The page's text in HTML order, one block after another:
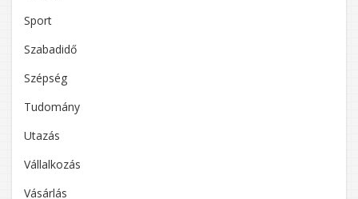
Sport
Szabadidő
Szépség
Tudomány
Utazás
Vállalkozás
Vásárlás